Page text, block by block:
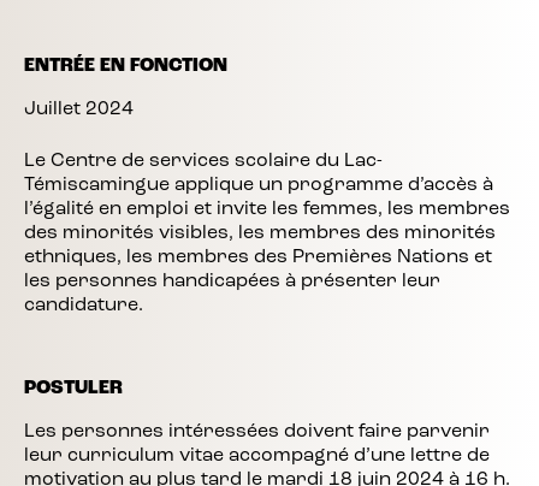
ENTRÉE EN FONCTION
Juillet 2024
Le Centre de services scolaire du Lac-
Témiscamingue applique un programme d’accès à
l’égalité en emploi et invite les femmes, les membres
des minorités visibles, les membres des minorités
ethniques, les membres des Premières Nations et
les personnes handicapées à présenter leur
candidature.
POSTULER
Les personnes intéressées doivent faire parvenir
leur curriculum vitae accompagné d’une lettre de
motivation au plus tard le mardi 18 juin 2024 à 16 h.